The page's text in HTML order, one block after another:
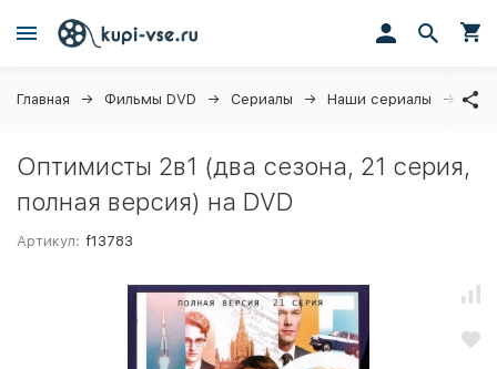
Главная Фильмы DVD Сериалы Наши сериалы
Оптимисты 2в1 (два сезона, 21 серия,
полная версия) на DVD
Артикул: f13783